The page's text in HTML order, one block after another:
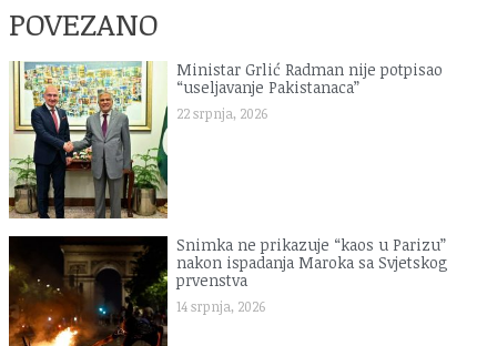
POVEZANO
Ministar Grlić Radman nije potpisao
“useljavanje Pakistanaca”
22 srpnja, 2026
Snimka ne prikazuje “kaos u Parizu”
nakon ispadanja Maroka sa Svjetskog
prvenstva
14 srpnja, 2026